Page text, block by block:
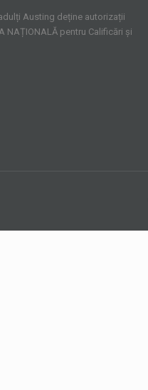
Austing deține autorizații
NAȚIONALĂ pentru Calificări și